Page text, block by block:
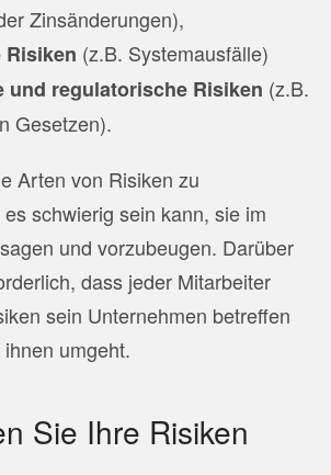
Zinsänderungen),
(z.B. Systemausfälle)
und regulatorische Risiken (z.B.
Gesetzen).
Arten von Risiken zu
schwierig sein kann, sie im
und vorzubeugen. Darüber
dass jeder Mitarbeiter
sein Unternehmen betreffen
umgeht.
Sie Ihre Risiken